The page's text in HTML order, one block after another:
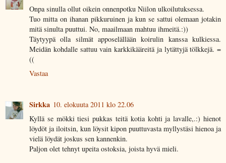
Onpa sinulla ollut oikein onnenpotku Niilon ulkoilutuksessa.
Tuo mitta on ihanan pikkuruinen ja kun se sattui olemaan jotakin
mitä sinulta puuttui. No, maailmaan mahtuu ihmeitä.:))
Täytyypä olla silmät apposelällään koirulin kanssa kulkiessa.
Meidän kohdalle sattuu vain karkkikääreitä ja lytättyjä tölkkejä. =
((
Vastaa
Sirkka 10. elokuuta 2011 klo 22.06
Kyllä se mökki tiesi pukkas teitä kotia kohti ja lavalle,.:) hienot
löydöt ja iloitsin, kun löysit kipon puuttuvasta myllystäsi hienoa ja
vielä löydät joskus sen kannenkin.
Paljon olet tehnyt upeita ostoksia, joista hyvä mieli.